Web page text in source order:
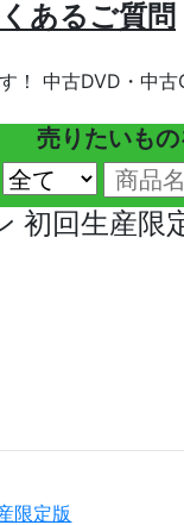
あるご質問
！ 中古DVD・中
売りたいもの
初回生産限
限定版